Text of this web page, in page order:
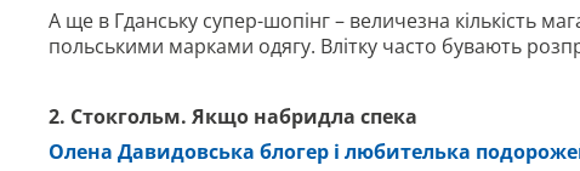
А ще в Гданську супер-шопінг – величезна кількість
польськими марками одягу. Влітку часто бувають
2. Стокгольм. Якщо набридла спека
Олена Давидовська блогер і любителька